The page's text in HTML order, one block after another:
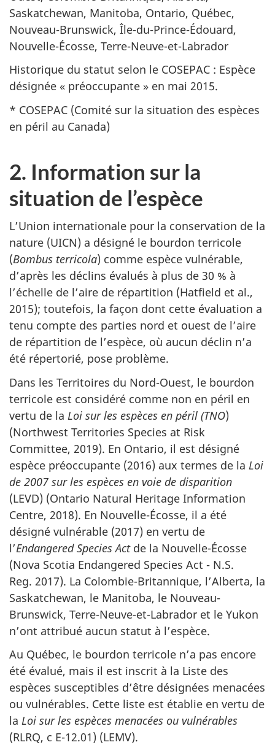
Saskatchewan, Manitoba, Ontario, Québec,
Nouveau-Brunswick, Île-du-Prince-Édouard,
Nouvelle-Écosse, Terre-Neuve-et-Labrador
Historique du statut selon le COSEPAC : Espèce
désignée « préoccupante » en mai 2015.
* COSEPAC (Comité sur la situation des espèces
en péril au Canada)
2. Information sur la
situation de l’espèce
L’Union internationale pour la conservation de la
nature (UICN) a désigné le bourdon terricole
(Bombus terricola) comme espèce vulnérable,
d’après les déclins évalués à plus de 30 % à
l’échelle de l’aire de répartition (Hatfield et al.,
2015); toutefois, la façon dont cette évaluation a
tenu compte des parties nord et ouest de l’aire
de répartition de l’espèce, où aucun déclin n’a
été répertorié, pose problème.
Dans les Territoires du Nord-Ouest, le bourdon
terricole est considéré comme non en péril en
vertu de la Loi sur les espèces en péril (TNO)
(Northwest Territories Species at Risk
Committee, 2019). En Ontario, il est désigné
espèce préoccupante (2016) aux termes de la Loi
de 2007 sur les espèces en voie de disparition
(LEVD) (Ontario Natural Heritage Information
Centre, 2018). En Nouvelle-Écosse, il a été
désigné vulnérable (2017) en vertu de
l’Endangered Species Actde la Nouvelle-Écosse
(Nova Scotia Endangered Species Act - N.S.
Reg. 2017). La Colombie-Britannique, l’Alberta, la
Saskatchewan, le Manitoba, le Nouveau-
Brunswick, Terre-Neuve-et-Labrador et le Yukon
n’ont attribué aucun statut à l’espèce.
Au Québec, le bourdon terricole n’a pas encore
été évalué, mais il est inscrit à la Liste des
espèces susceptibles d’être désignées menacées
ou vulnérables. Cette liste est établie en vertu de
la Loi sur les espèces menacées ou vulnérables
(RLRQ, c E-12.01) (LEMV).